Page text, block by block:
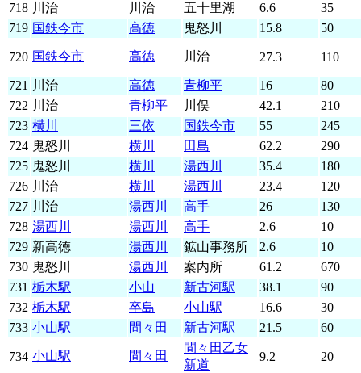
718 川治 川治 五十里湖 6.6
35
719 国鉄今市 高徳 鬼怒川 15.8 50
720 国鉄今市 高徳 川治 27.3 110
721 川治 高徳 青柳平 16
80
722 川治 青柳平 川俣 42.1
210
723 横川 三依 国鉄今市 55
245
724 鬼怒川 横川 田島 62.2
290
725 鬼怒川 横川 湯西川 35.4
180
726 川治 横川 湯西川 23.4
120
727 川治 湯西川 高手 26
130
728 湯西川 湯西川 高手 2.6
10
729 新高徳 湯西川 鉱山事務所 2.6
10
730 鬼怒川 湯西川 案内所 61.2
670
731 栃木駅 小山 新古河駅 38.1
90
732 栃木駅 卒島 小山駅 16.6
30
733 小山駅 間々田 新古河駅 21.5 60
734 小山駅 間々田
間々田乙女
新道
9.2 20